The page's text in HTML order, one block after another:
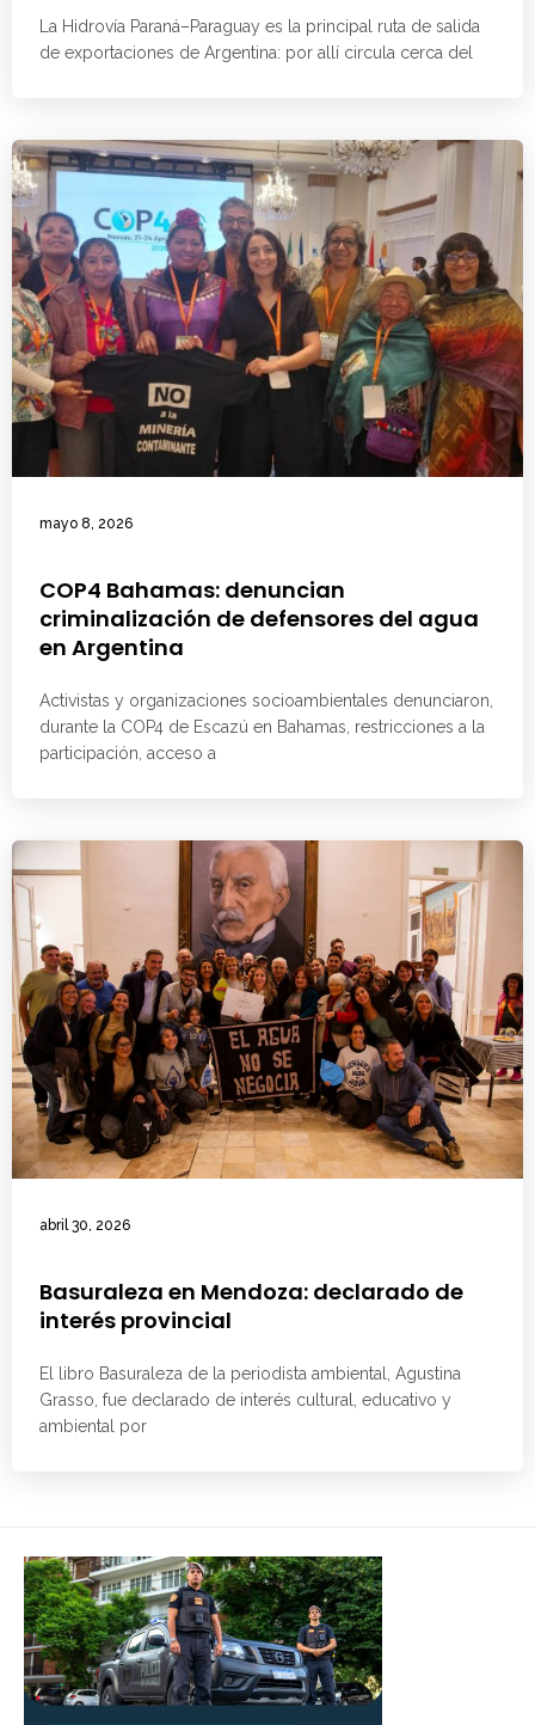
La Hidrovía Paraná–Paraguay es la principal ruta de salida
de exportaciones de Argentina: por allí circula cerca del
mayo 8, 2026
COP4 Bahamas: denuncian
criminalización de defensores del agua
en Argentina
Activistas y organizaciones socioambientales denunciaron,
durante la COP4 de Escazú en Bahamas, restricciones a la
participación, acceso a
abril 30, 2026
Basuraleza en Mendoza: declarado de
interés provincial
El libro Basuraleza de la periodista ambiental, Agustina
Grasso, fue declarado de interés cultural, educativo y
ambiental por